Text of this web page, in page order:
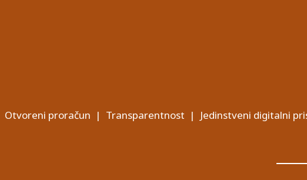
Otvoreni proračun | Transparentnost | Jedinstveni digitalni